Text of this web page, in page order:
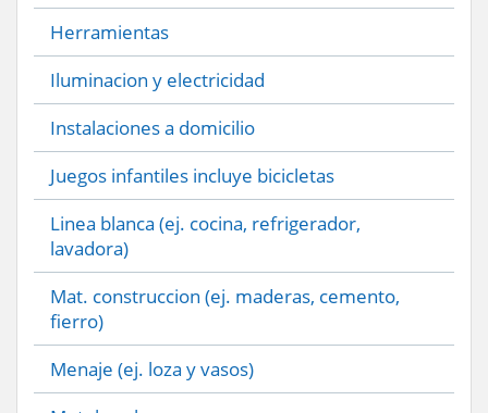
Herramientas
Iluminacion y electricidad
Instalaciones a domicilio
Juegos infantiles incluye bicicletas
Linea blanca (ej. cocina, refrigerador,
lavadora)
Mat. construccion (ej. maderas, cemento,
fierro)
Menaje (ej. loza y vasos)